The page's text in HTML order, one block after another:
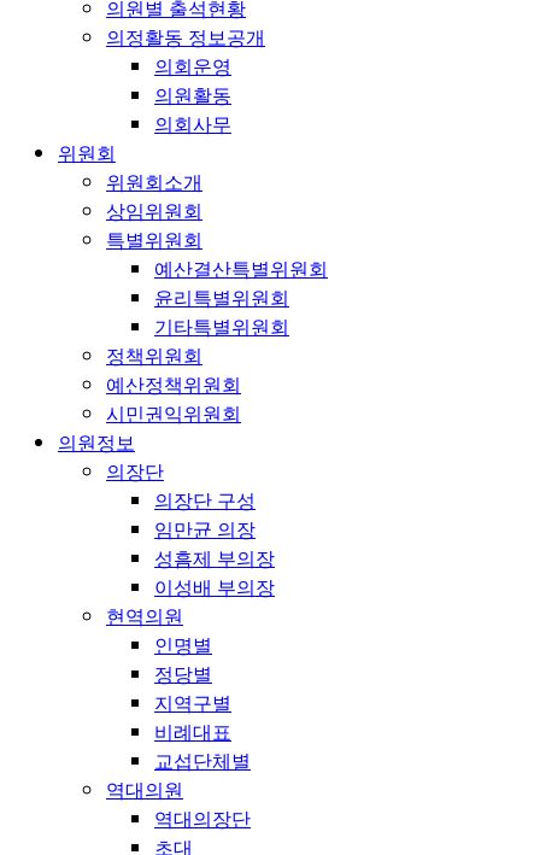
의원별 출석현황
의정활동 정보공개
의회운영
의원활동
의회사무
위원회
위원회소개
상임위원회
특별위원회
예산결산특별위원회
윤리특별위원회
기타특별위원회
정책위원회
예산정책위원회
시민권익위원회
의원정보
의장단
의장단 구성
임만균 의장
성흠제 부의장
이성배 부의장
현역의원
인명별
정당별
지역구별
비례대표
교섭단체별
역대의원
역대의장단
초대